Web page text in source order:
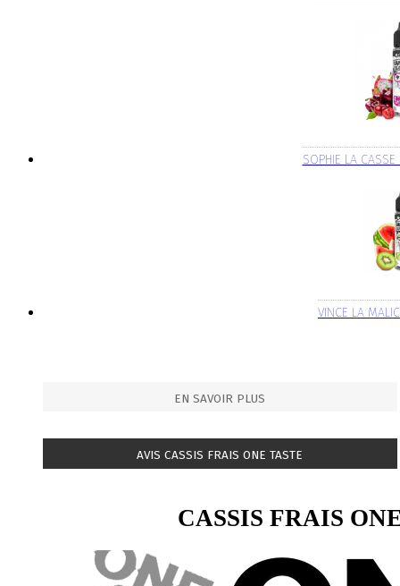
SOPHIE LA
VINCE LA
EN SAVOIR PLUS
AVIS CASSIS FRAIS ONE TASTE
CASSIS FRAIS